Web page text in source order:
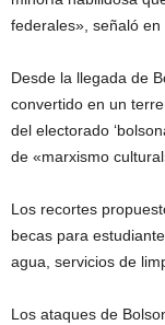
federales», señaló
Desde la llegada de
convertido en un
del electorado
de «marxismo
Los recortes
becas para
agua, servicios de
Los ataques de